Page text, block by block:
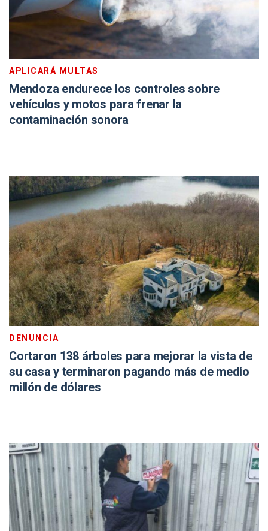
APLICARÁ MULTAS
Mendoza endurece los controles sobre
vehículos y motos para frenar la
contaminación sonora
DENUNCIA
Cortaron 138 árboles para mejorar la vista de
su casa y terminaron pagando más de medio
millón de dólares